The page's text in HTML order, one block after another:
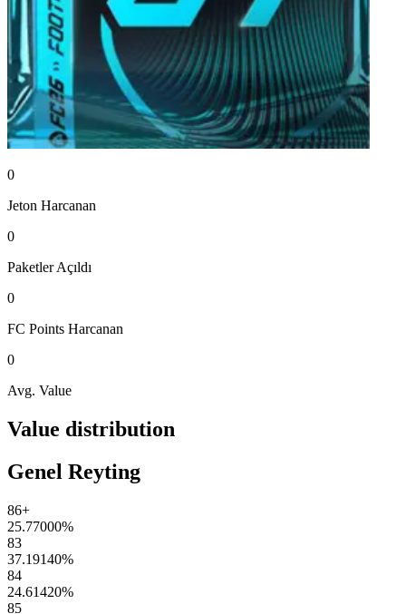
0
Jeton Harcanan
0
Paketler Açıldı
0
FC Points Harcanan
0
Avg. Value
Value distribution
Genel Reyting
86+
25.77000%
83
37.19140%
84
24.61420%
85